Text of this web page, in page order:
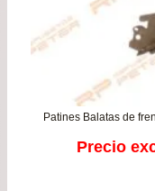
Patines Balatas de
Precio